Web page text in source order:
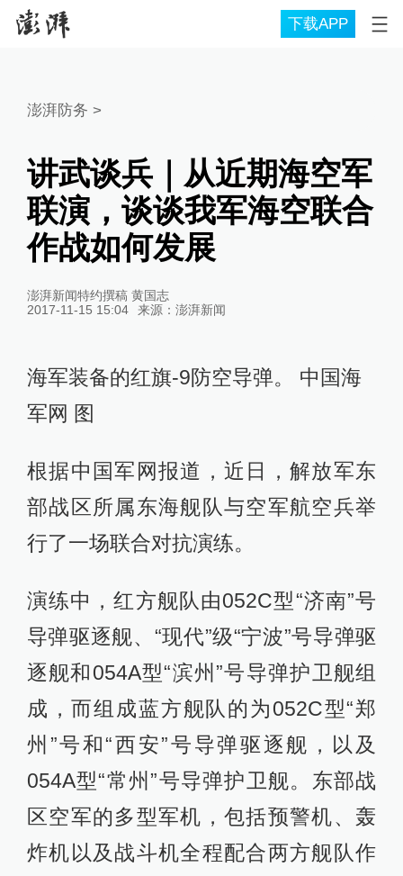
下载APP
澎湃防务 >
讲武谈兵｜从近期海空军
联演，谈谈我军海空联合
作战如何发展
澎湃新闻特约撰稿 黄国志
2017-11-15 15:04
来源： 澎湃新闻
海军装备的红旗-9防空导弹。 中国海
军网 图
根据中国军网报道，近日，解放军东
部战区所属东海舰队与空军航空兵举
行了一场联合对抗演练。
演练中，红方舰队由052C型“济南”号
导弹驱逐舰、“现代”级“宁波”号导弹驱
逐舰和054A型“滨州”号导弹护卫舰组
成，而组成蓝方舰队的为052C型“郑
州”号和“西安”号导弹驱逐舰，以及
054A型“常州”号导弹护卫舰。东部战
区空军的多型军机，包括预警机、轰
炸机以及战斗机全程配合两方舰队作